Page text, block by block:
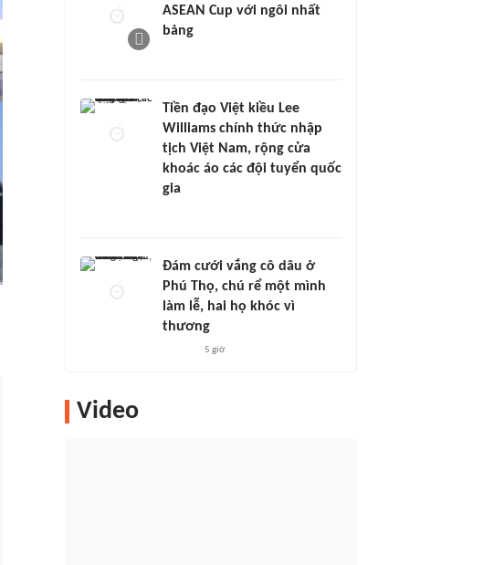
ASEAN Cup với ngôi nhất
bảng
Tiền đạo Việt kiều Lee
Williams chính thức nhập
tịch Việt Nam, rộng cửa
khoác áo các đội tuyển quốc
gia
Đám cưới vắng cô dâu ở
Phú Thọ, chú rể một mình
làm lễ, hai họ khóc vì
thương
5 giờ
Video